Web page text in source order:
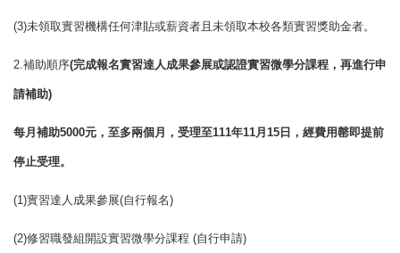
(3)未領取實習機構任何津貼或薪資者且未領取本校各類實習獎助金者。
2.補助順序(完成報名實習達人成果參展或認證實習微學分課程，再進行申
請補助)
每月補助5000元，至多兩個月，受理至111年11月 15 日，經費用罄即提前
停止受理。
(1)實習達人成果參展(自行報名)
(2)修習職發組開設實習微學分課程 (自行申請)